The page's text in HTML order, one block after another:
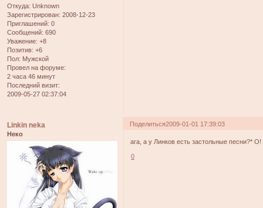
Откуда: Unknown
Зарегистрирован: 2008-12-23
Приглашений: 0
Сообщений: 690
Уважение: +8
Позитив: +6
Пол: Мужской
Провел на форуме:
2 часа 46 минут
Последний визит:
2009-05-27 02:37:04
Поделиться2009-01-01 17:39:03
Linkin neka
Неко
ага, а у Линков есть застольные песни?*
0